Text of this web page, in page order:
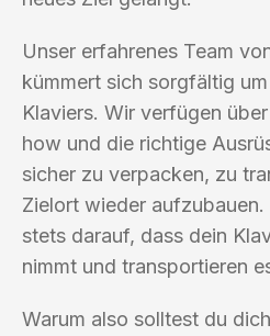
Unser erfahrenes Team
kümmert sich sorgfältig
Klaviers. Wir verfügen
how und die richtige
sicher zu verpacken, zu
Zielort wieder
stets darauf, dass dein
nimmt und transportieren
Warum also solltest du